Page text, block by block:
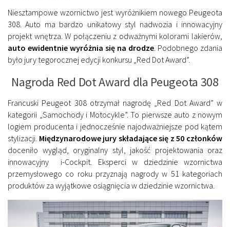
Niesztampowe wzornictwo jest wyróżnikiem nowego Peugeota
308. Auto ma bardzo unikatowy styl nadwozia i innowacyjny
projekt wnętrza. W połączeniu z odważnymi kolorami lakierów,
auto ewidentnie wyróżnia się na drodze . Podobnego zdania
było jury tegorocznej edycji konkursu „Red Dot Award”.
Nagroda Red Dot Award dla Peugeota 308
Francuski Peugeot 308 otrzymał nagrodę „Red Dot Award” w
kategorii „Samochody i Motocykle”. To pierwsze auto z nowym
logiem producenta i jednocześnie najodważniejsze pod kątem
stylizacji. Międzynarodowe jury składające się z 50 członków
doceniło wygląd, oryginalny styl, jakość projektowania oraz
innowacyjny i-Cockpit. Eksperci w dziedzinie wzornictwa
przemysłowego co roku przyznają nagrody w 51 kategoriach
produktów za wyjątkowe osiągnięcia w dziedzinie wzornictwa.